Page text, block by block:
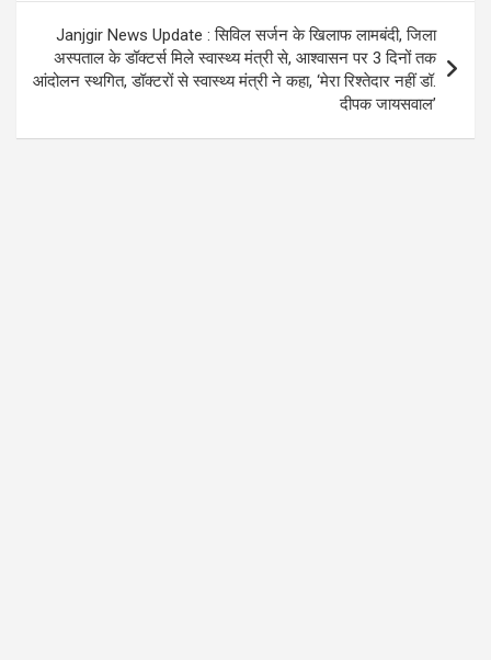
Janjgir News Update : सिविल सर्जन के खिलाफ लामबंदी, जिला
अस्पताल के डॉक्टर्स मिले स्वास्थ्य मंत्री से, आश्वासन पर 3 दिनों तक
आंदोलन स्थगित, डॉक्टरों से स्वास्थ्य मंत्री ने कहा, ‘मेरा रिश्तेदार नहीं डॉ.
दीपक जायसवाल’